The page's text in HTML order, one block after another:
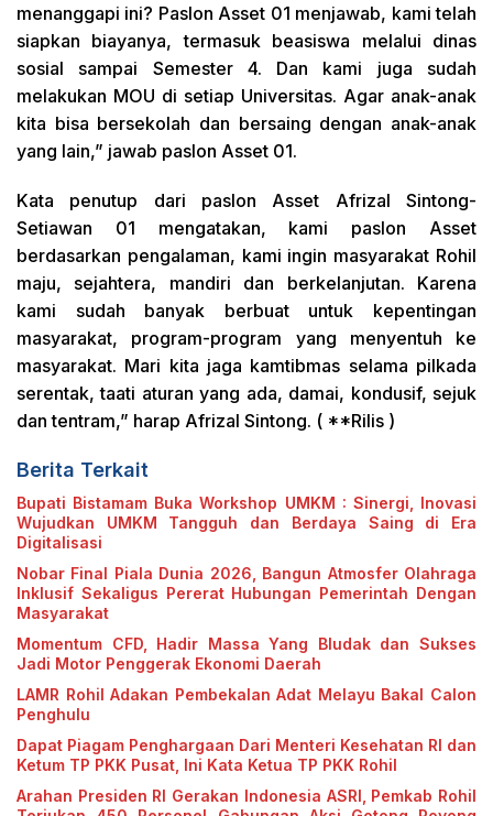
menanggapi ini? Paslon Asset 01 menjawab, kami telah
siapkan biayanya, termasuk beasiswa melalui dinas
sosial sampai Semester 4. Dan kami juga sudah
melakukan MOU di setiap Universitas. Agar anak-anak
kita bisa bersekolah dan bersaing dengan anak-anak
yang lain,” jawab paslon Asset 01.
Kata penutup dari paslon Asset Afrizal Sintong-
Setiawan 01 mengatakan, kami paslon Asset
berdasarkan pengalaman, kami ingin masyarakat Rohil
maju, sejahtera, mandiri dan berkelanjutan. Karena
kami sudah banyak berbuat untuk kepentingan
masyarakat, program-program yang menyentuh ke
masyarakat. Mari kita jaga kamtibmas selama pilkada
serentak, taati aturan yang ada, damai, kondusif, sejuk
dan tentram,” harap Afrizal Sintong. ( **Rilis )
Berita Terkait
Bupati Bistamam Buka Workshop UMKM : Sinergi, Inovasi
Wujudkan UMKM Tangguh dan Berdaya Saing di Era
Digitalisasi
Nobar Final Piala Dunia 2026, Bangun Atmosfer Olahraga
Inklusif Sekaligus Pererat Hubungan Pemerintah Dengan
Masyarakat
Momentum CFD, Hadir Massa Yang Bludak dan Sukses
Jadi Motor Penggerak Ekonomi Daerah
LAMR Rohil Adakan Pembekalan Adat Melayu Bakal Calon
Penghulu
Dapat Piagam Penghargaan Dari Menteri Kesehatan RI dan
Ketum TP PKK Pusat, Ini Kata Ketua TP PKK Rohil
Arahan Presiden RI Gerakan Indonesia ASRI, Pemkab Rohil